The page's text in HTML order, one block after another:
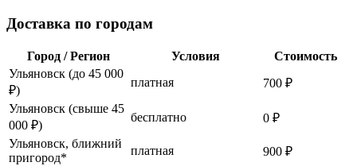
Доставка по городам
Город / Регион Условия
Стоимость
Ульяновск (до 45 000
₽)
платная
700 ₽
Ульяновск (свыше 45
000 ₽)
бесплатно
0 ₽
Ульяновск, ближний
пригород*
платная
900 ₽